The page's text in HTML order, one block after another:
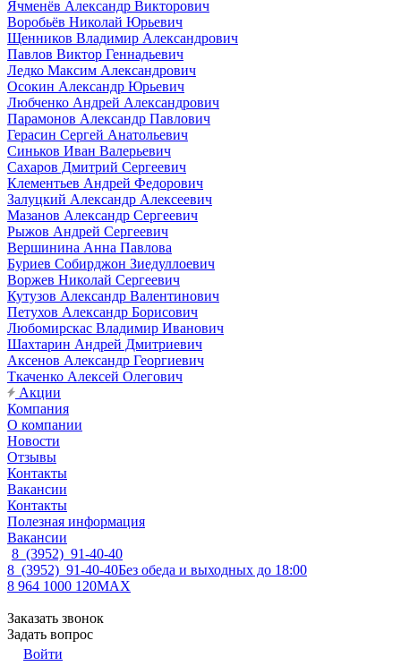
Ячменёв Александр Викторович
Воробьёв Николай Юрьевич
Щенников Владимир Александрович
Павлов Виктор Геннадьевич
Ледко Максим Александрович
Осокин Александр Юрьевич
Любченко Андрей Александрович
Парамонов Александр Павлович
Герасин Сергей Анатольевич
Синьков Иван Валерьевич
Сахаров Дмитрий Сергеевич
Клементьев Андрей Федорович
Залуцкий Александр Алексеевич
Мазанов Александр Сергеевич
Рыжов Андрей Сергеевич
Вершинина Анна Павлова
Буриев Собирджон Зиедуллоевич
Воржев Николай Сергеевич
Кутузов Александр Валентинович
Петухов Александр Борисович
Любомирскас Владимир Иванович
Шахтарин Андрей Дмитриевич
Аксенов Александр Георгиевич
Ткаченко Алексей Олегович
Акции
Компания
О компании
Новости
Отзывы
Контакты
Вакансии
Контакты
Полезная информация
Вакансии
8 (3952) 91-40-40
8 (3952) 91-40-40Без обеда и выходных до 18:00
8 964 1000 120MAX
Заказать звонок
Задать вопрос
Войти